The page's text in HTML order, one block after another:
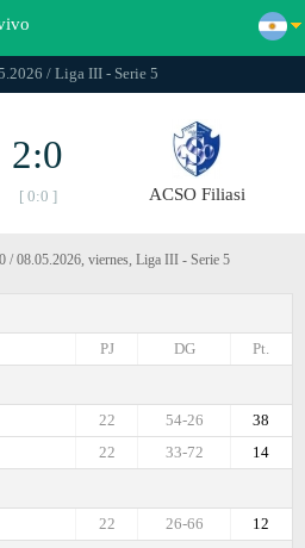
/ Liga III - Serie 5
2:0
[ 0:0 ] ACSO Filiasi
08.05.2026, viernes, Liga III - Serie 5
Pt.
DG
PJ
38
54-26
22
14
33-72
22
12
26-66
22